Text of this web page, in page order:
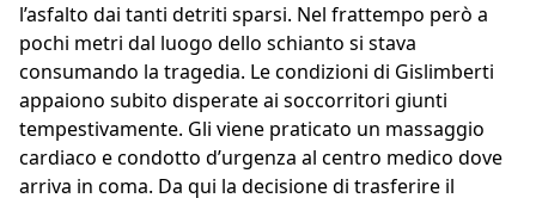
l’asfalto dai tanti detriti sparsi. Nel frattempo però a
pochi metri dal luogo dello schianto si stava
consumando la tragedia. Le condizioni di Gislimberti
appaiono subito disperate ai soccorritori giunti
tempestivamente. Gli viene praticato un massaggio
cardiaco e condotto d’urgenza al centro medico dove
arriva in coma. Da qui la decisione di trasferire il